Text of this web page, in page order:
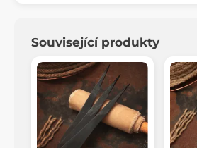
Související produkty